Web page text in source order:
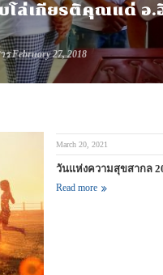
อ.อินสนธิ์ วงศ์สา
March 20, 2021
วันแห่งความสุขสากล
Read more